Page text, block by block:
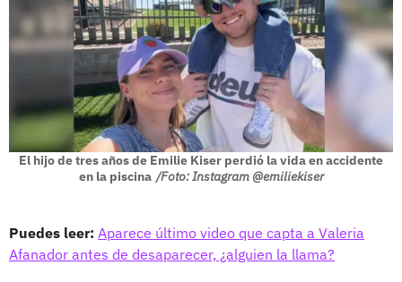
El hijo de tres años de Emilie Kiser perdió la vida en accidente
en la piscina /Foto: Instagram @emiliekiser
Puedes leer: Aparece último video que capta a Valeria
Afanador antes de desaparecer, ¿alguien la llama?